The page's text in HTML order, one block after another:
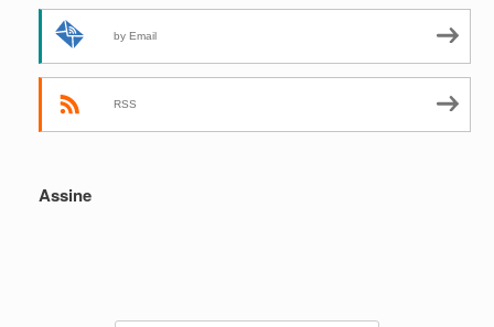
by Email
RSS
Assine